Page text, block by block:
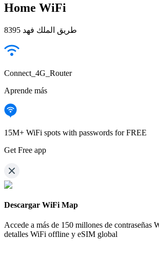
Home WiFi
8395 طريق الملك فهد
Connect_4G_Router
Aprende más
15M+ WiFi spots with passwords for FREE
Get Free app
Descargar WiFi Map
Accede a más de 150 millones de contraseñas
detalles WiFi offline y eSIM global